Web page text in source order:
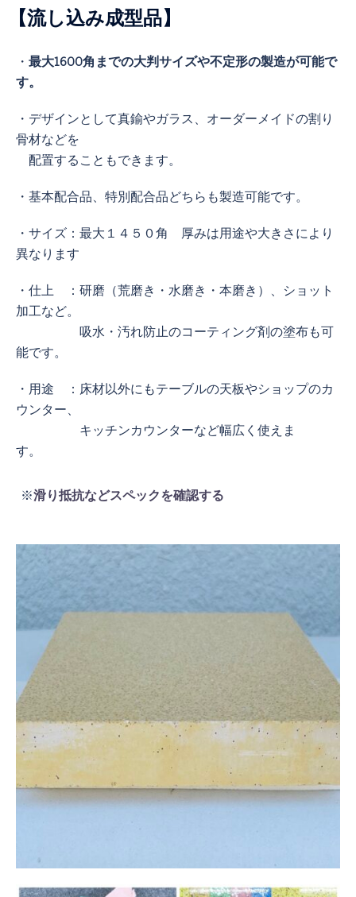
【流し込み成型品】
・ 最大1600角までの大判サイズや不定形の製造が可能で
す。
・デザインとして真鍮やガラス、オーダーメイドの割り
骨材などを
配置することもできます。
・基本配合品、特別配合品どちらも製造可能です。
・サイズ：最大１４５０角 厚みは用途や大きさにより
異なります
・仕上 ：研磨（荒磨き・水磨き・本磨き）、ショット
加工など。
吸水・汚れ防止のコーティング剤の塗布も可
能です。
・用途 ：床材以外にもテーブルの天板やショップのカ
ウンター、
キッチンカウンターなど幅広く使えま
す。
※滑り抵抗などスペックを確認する